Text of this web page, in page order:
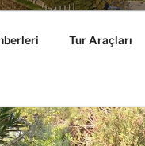
Tur Araçları